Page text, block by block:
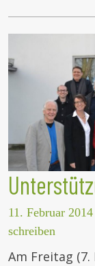
11. Februar 2014
schreiben
Am Freitag